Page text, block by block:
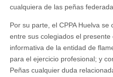
cualquiera de las peñas
Por su parte, el CPPA Huelva
entre sus colegiados el presente
informativa de la entidad de
para el ejercicio profesional; y
Peñas cualquier duda